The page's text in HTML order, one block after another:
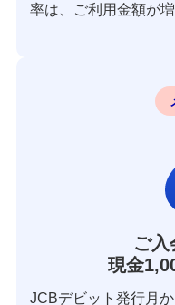
率は、ご利用金額が
ご
現金
JCBデビット発行月